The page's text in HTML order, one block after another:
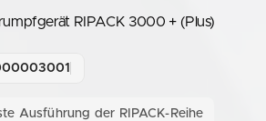
RIPACK 3000 + (Plus)
Ausführung der RIPACK-Reihe